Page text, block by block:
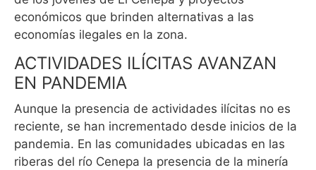
económicos que brinden alternativas a las
economías ilegales en la zona.
ACTIVIDADES ILÍCITAS AVANZAN
EN PANDEMIA
Aunque la presencia de actividades ilícitas no es
reciente, se han incrementado desde inicios de la
pandemia. En las comunidades ubicadas en las
riberas del río Cenepa la presencia de la minería